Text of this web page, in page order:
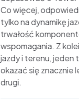
Co więcej,
tylko na dynamikę
trwałość
wspomagania. Z
jazdy i terenu, jeden
okazać się znacznie
drugi.